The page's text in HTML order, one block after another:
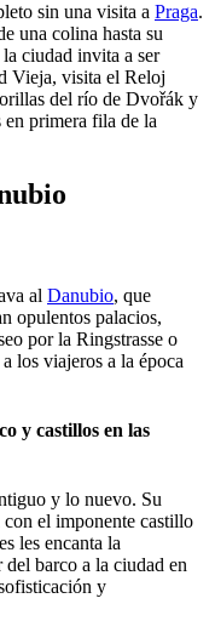
sin una visita a Praga.
una colina hasta su
ciudad invita a ser
Vieja, visita el Reloj
del río de Dvořák y
en primera fila de la
al Danubio, que
opulentos palacios,
por la Ringstrasse o
los viajeros a la época
y castillos en las
y lo nuevo. Su
con el imponente castillo
les encanta la
del barco a la ciudad en
y